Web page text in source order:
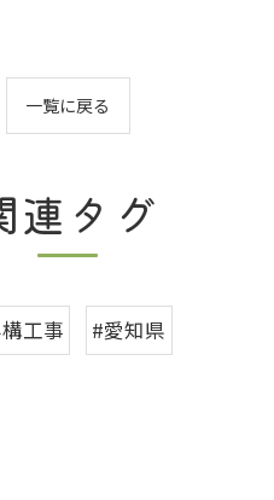
一覧に戻る
連タグ
工事 #愛知県